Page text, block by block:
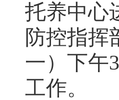
托养中心
防控指挥
一）下午
工作。